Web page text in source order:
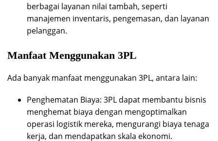
berbagai layanan nilai tambah, seperti
manajemen inventaris, pengemasan, dan layanan
pelanggan.
Manfaat Menggunakan 3PL
Ada banyak manfaat menggunakan 3PL, antara lain:
Penghematan Biaya: 3PL dapat membantu bisnis
menghemat biaya dengan mengoptimalkan
operasi logistik mereka, mengurangi biaya tenaga
kerja, dan mendapatkan skala ekonomi.